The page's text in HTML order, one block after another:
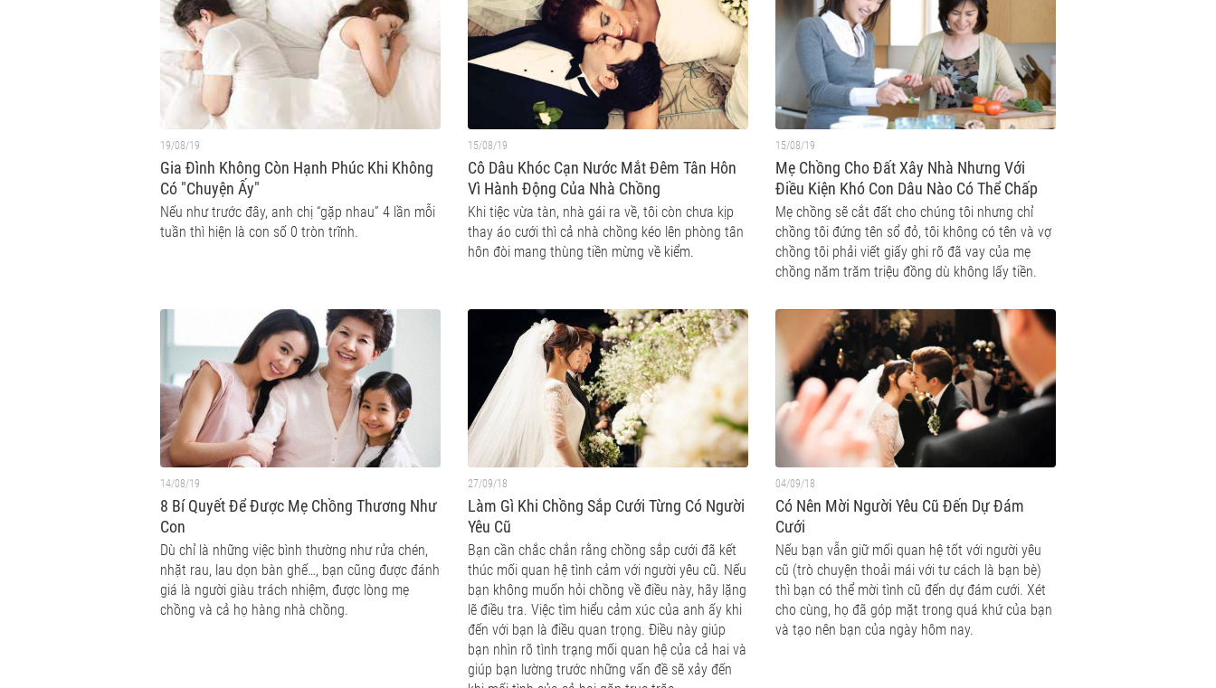
19/08/19
Gia Đình Không Còn Hạnh Phúc Khi Không
Có "Chuyện Ấy"
Nếu như trước đây, anh chị “gặp nhau” 4 lần mỗi
tuần thì hiện là con số 0 tròn trĩnh.
15/08/19
Cô Dâu Khóc Cạn Nước Mắt Đêm Tân Hôn
Vì Hành Động Của Nhà Chồng
Khi tiệc vừa tàn, nhà gái ra về, tôi còn chưa kịp
thay áo cưới thì cả nhà chồng kéo lên phòng tân
hôn đòi mang thùng tiền mừng về kiểm.
15/08/19
Mẹ Chồng Cho Đất Xây Nhà Nhưng Với
Điều Kiện Khó Con Dâu Nào Có Thể Chấp
Nhận
Mẹ chồng sẽ cắt đất cho chúng tôi nhưng chỉ
chồng tôi đứng tên sổ đỏ, tôi không có tên và vợ
chồng tôi phải viết giấy ghi rõ đã vay của mẹ
chồng năm trăm triệu đồng dù không lấy tiền.
14/08/19
8 Bí Quyết Để Được Mẹ Chồng Thương Như
Con
Dù chỉ là những việc bình thường như rửa chén,
nhặt rau, lau dọn bàn ghế…, bạn cũng được đánh
giá là người giàu trách nhiệm, được lòng mẹ
chồng và cả họ hàng nhà chồng.
27/09/18
Làm Gì Khi Chồng Sắp Cưới Từng Có Người
Yêu Cũ
Bạn cần chắc chắn rằng chồng sắp cưới đã kết
thúc mối quan hệ tình cảm với người yêu cũ. Nếu
bạn không muốn hỏi chồng về điều này, hãy lặng
lẽ điều tra. Việc tìm hiểu cảm xúc của anh ấy khi
đến với bạn là điều quan trọng. Điều này giúp
bạn nhìn rõ tình trạng mối quan hệ của cả hai và
giúp bạn lường trước những vấn đề sẽ xảy đến
04/09/18
Có Nên Mời Người Yêu Cũ Đến Dự Đám
Cưới
Nếu bạn vẫn giữ mối quan hệ tốt với người yêu
cũ (trò chuyện thoải mái với tư cách là bạn bè)
thì bạn có thể mời tình cũ đến dự đám cưới. Xét
cho cùng, họ đã góp mặt trong quá khứ của bạn
và tạo nên bạn của ngày hôm nay.